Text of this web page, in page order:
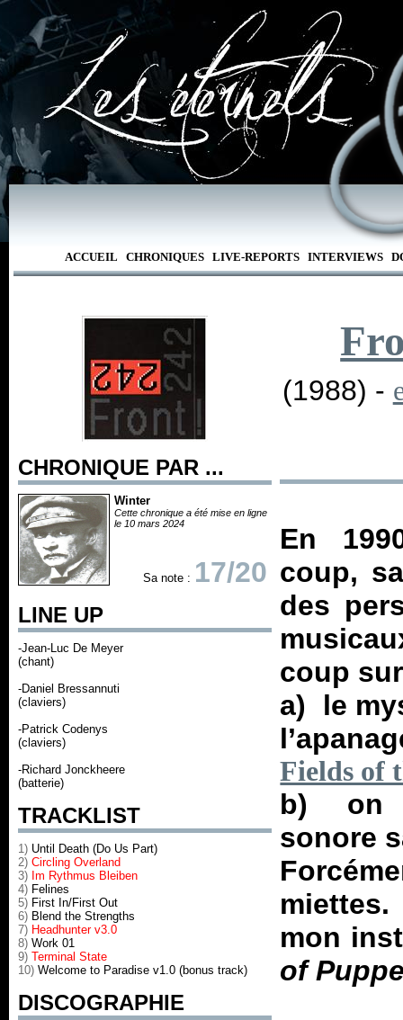
ACCUEIL CHRONIQUES LIVE-REPORTS INTERVIEWS
CHRONIQUE PAR ...
Winter
Cette chronique a été mise en ligne
le 10 mars 2024
Sa note : 17/20
LINE UP
-Jean-Luc De Meyer
(chant)
-Daniel Bressannuti
(claviers)
-Patrick Codenys
(claviers)
-Richard Jonckheere
(batterie)
TRACKLIST
1) Until Death (Do Us Part)
2) Circling Overland
3) Im Rythmus Bleiben
4) Felines
5) First In/First Out
6) Blend the Strengths
7) Headhunter v3.0
8) Work 01
9) Terminal State
10) Welcome to Paradise v1.0 (bonus track)
DISCOGRAPHIE
(1988) -
En
coup,
des
coup
a) le
Fields of
b) on
sonore
mon
of